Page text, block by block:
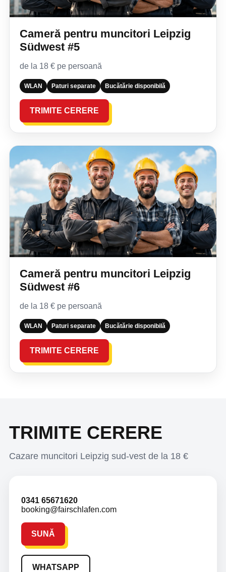
Cameră pentru muncitori Leipzig
Südwest #5
de la 18 € pe persoană
WLAN Paturi separate Bucătărie disponibilă
TRIMITE CERERE
Cameră pentru muncitori Leipzig
Südwest #6
de la 18 € pe persoană
WLAN Paturi separate Bucătărie disponibilă
TRIMITE CERERE
TRIMITE CERERE
Cazare muncitori Leipzig sud-vest de la 18 €
0341 65671620
booking@fairschlafen.com
SUNĂ
WHATSAPP